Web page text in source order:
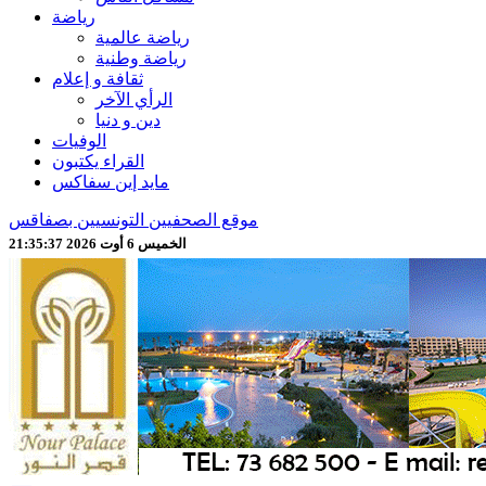
رياضة
رياضة عالمية
رياضة وطنية
ثقافة و إعلام
الرأي الآخر
دين و دنيا
الوفيات
القراء يكتبون
مايد إين سفاكس
موقع الصحفيين التونسيين بصفاقس
الخميس 6 أوت 2026 21:35:39